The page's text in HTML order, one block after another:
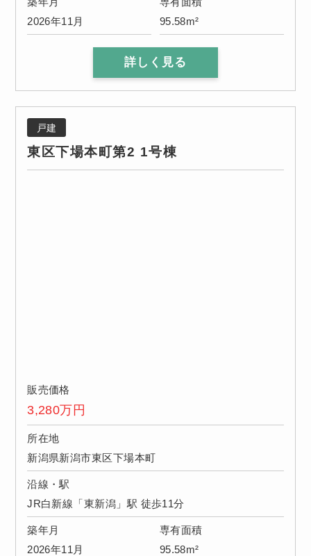
2026年11月
95.58m²
詳しく見る
戸建
東区下場本町第2 1号棟
販売価格
3,280万円
所在地
新潟県新潟市東区下場本町
沿線・駅
JR白新線「東新潟」駅 徒歩11分
築年月
2026年11月
専有面積
95.58m²